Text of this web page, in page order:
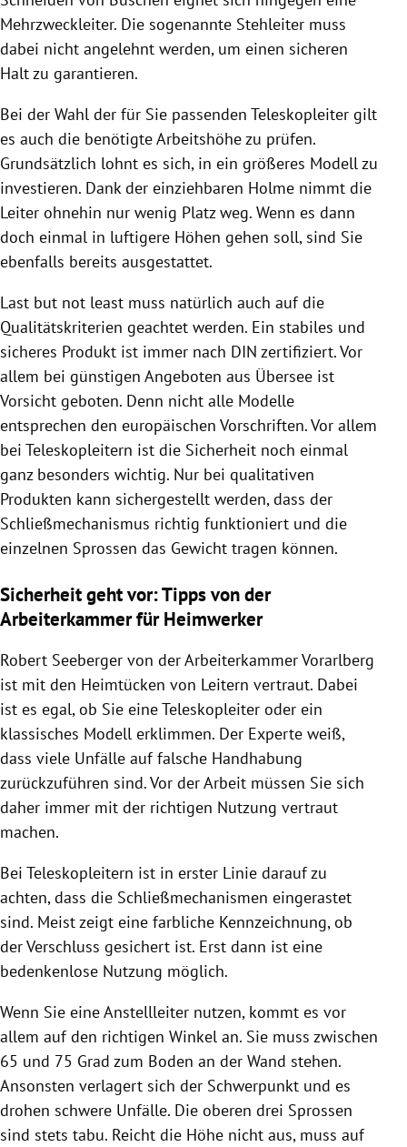
Mehrzweckleiter. Die sogenannte Stehleiter muss
dabei nicht angelehnt werden, um einen sicheren
Halt zu garantieren.
Bei der Wahl der für Sie passenden Teleskopleiter gilt
es auch die benötigte Arbeitshöhe zu prüfen.
Grundsätzlich lohnt es sich, in ein größeres Modell zu
investieren. Dank der einziehbaren Holme nimmt die
Leiter ohnehin nur wenig Platz weg. Wenn es dann
doch einmal in luftigere Höhen gehen soll, sind Sie
ebenfalls bereits ausgestattet.
Last but not least muss natürlich auch auf die
Qualitätskriterien geachtet werden. Ein stabiles und
sicheres Produkt ist immer nach DIN zertifiziert. Vor
allem bei günstigen Angeboten aus Übersee ist
Vorsicht geboten. Denn nicht alle Modelle
entsprechen den europäischen Vorschriften. Vor allem
bei Teleskopleitern ist die Sicherheit noch einmal
ganz besonders wichtig. Nur bei qualitativen
Produkten kann sichergestellt werden, dass der
Schließmechanismus richtig funktioniert und die
einzelnen Sprossen das Gewicht tragen können.
Sicherheit geht vor: Tipps von der
Arbeiterkammer für Heimwerker
Robert Seeberger von der Arbeiterkammer Vorarlberg
ist mit den Heimtücken von Leitern vertraut. Dabei
ist es egal, ob Sie eine Teleskopleiter oder ein
klassisches Modell erklimmen. Der Experte weiß,
dass viele Unfälle auf falsche Handhabung
zurückzuführen sind. Vor der Arbeit müssen Sie sich
daher immer mit der richtigen Nutzung vertraut
machen.
Bei Teleskopleitern ist in erster Linie darauf zu
achten, dass die Schließmechanismen eingerastet
sind. Meist zeigt eine farbliche Kennzeichnung, ob
der Verschluss gesichert ist. Erst dann ist eine
bedenkenlose Nutzung möglich.
Wenn Sie eine Anstellleiter nutzen, kommt es vor
allem auf den richtigen Winkel an. Sie muss zwischen
65 und 75 Grad zum Boden an der Wand stehen.
Ansonsten verlagert sich der Schwerpunkt und es
drohen schwere Unfälle. Die oberen drei Sprossen
sind stets tabu. Reicht die Höhe nicht aus, muss auf